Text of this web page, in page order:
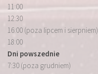
11:00
12:30
16:00 (poza lipcem i sierpniem)
18:00
Dni powszednie
7:30 (poza grudniem)